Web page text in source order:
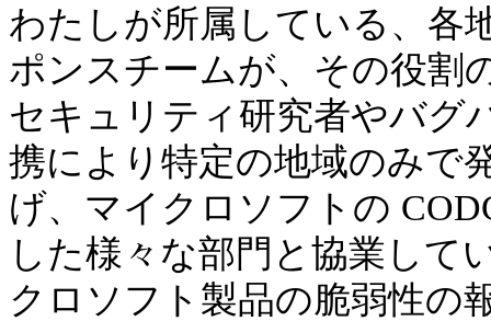
わたしが所属している、各
ポンスチームが、その役割
セキュリティ研究者やバグ
携により特定の地域のみで
げ、マイクロソフトの
した様々な部門と協業して
クロソフト製品の脆弱性の